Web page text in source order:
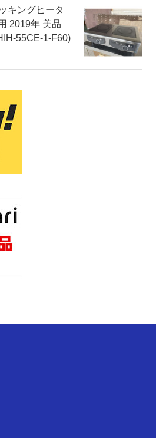
キングヒータ
2019年 美品
55CE-1-F60)